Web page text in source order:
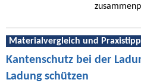
Materialvergleich und
Kantenschutz bei der
Ladung schützen